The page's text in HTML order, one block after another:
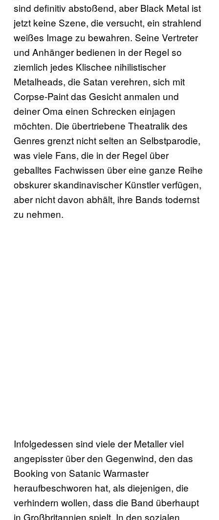
sind definitiv abstoßend, aber Black Metal ist
jetzt keine Szene, die versucht, ein strahlend
weißes Image zu bewahren. Seine Vertreter
und Anhänger bedienen in der Regel so
ziemlich jedes Klischee nihilistischer
Metalheads, die Satan verehren, sich mit
Corpse-Paint das Gesicht anmalen und
deiner Oma einen Schrecken einjagen
möchten. Die übertriebene Theatralik des
Genres grenzt nicht selten an Selbstparodie,
was viele Fans, die in der Regel über
geballtes Fachwissen über eine ganze Reihe
obskurer skandinavischer Künstler verfügen,
aber nicht davon abhält, ihre Bands todernst
zu nehmen.
Infolgedessen sind viele der Metaller viel
angepisster über den Gegenwind, den das
Booking von Satanic Warmaster
heraufbeschworen hat, als diejenigen, die
verhindern wollen, dass die Band überhaupt
in Großbritannien spielt. In den sozialen